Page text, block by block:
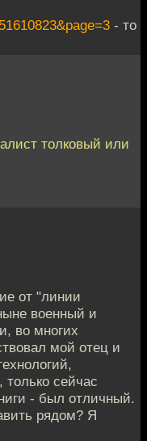
- то
толковый или
от "линии
военный и
во многих
мой отец и
сейчас
- был отличный.
рядом? Я